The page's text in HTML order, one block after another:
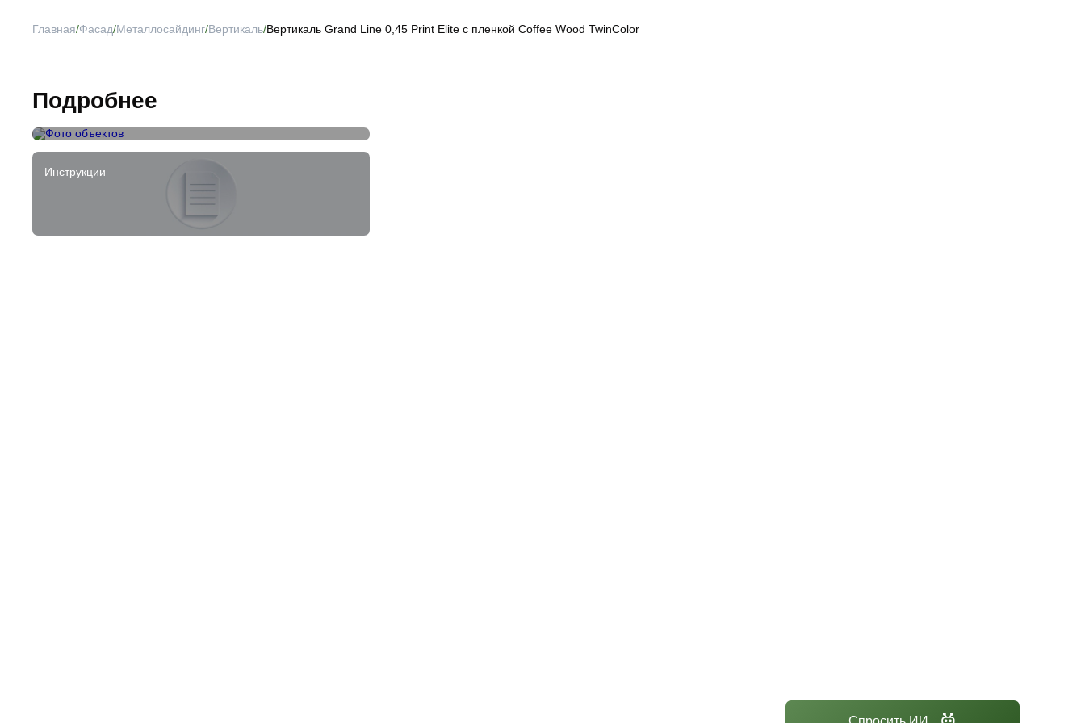
Главная/Фасад/Металлосайдинг/Вертикаль/Вертикаль Grand Line 0,45 Print Elite с пленкой Coffee Wood TwinColor
Подробнее
Инструкции